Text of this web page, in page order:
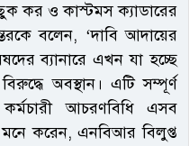
কর ও কাস্টমস ক্যাডারের
বলেন, ‘দাবি আদায়ের
ব্যানারে এখন যা হচ্ছে
অবস্থান। এটি সম্পূর্ণ
আচরণবিধি এসব
মনে করেন, এনবিআর বিলুপ্ত